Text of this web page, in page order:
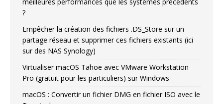
?
Empêcher la création des fichiers .DS_Store sur un
partage réseau et supprimer ces fichiers existants (ici
sur des NAS Synology)
Virtualiser macOS Tahoe avec VMware Workstation
Pro (gratuit pour les particuliers) sur Windows
macOS : Convertir un fichier DMG en fichier ISO avec le